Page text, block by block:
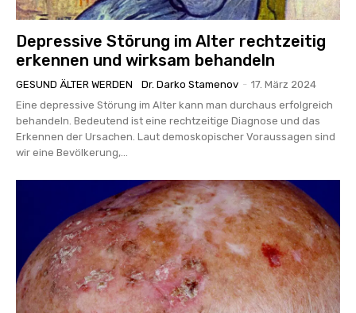
Depressive Störung im Alter rechtzeitig
erkennen und wirksam behandeln
GESUND ÄLTER WERDEN Dr. Darko Stamenov - 17. März 2024
Eine depressive Störung im Alter kann man durchaus erfolgreich
behandeln. Bedeutend ist eine rechtzeitige Diagnose und das
Erkennen der Ursachen. Laut demoskopischer Voraussagen sind
wir eine Bevölkerung,...